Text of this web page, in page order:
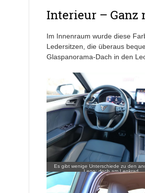
Interieur – Ganz
Im Innenraum wurde diese
Ledersitzen, die überaus
Glaspanorama-Dach in den
Es gibt wenige Unterschiede zu den
Leon; doch am Lenkrad…